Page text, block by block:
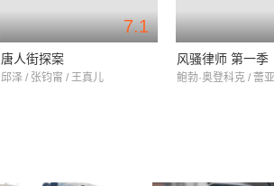
7.1
唐人街探案
邱泽 / 张钧甯 / 王真儿
风骚律师 第一季